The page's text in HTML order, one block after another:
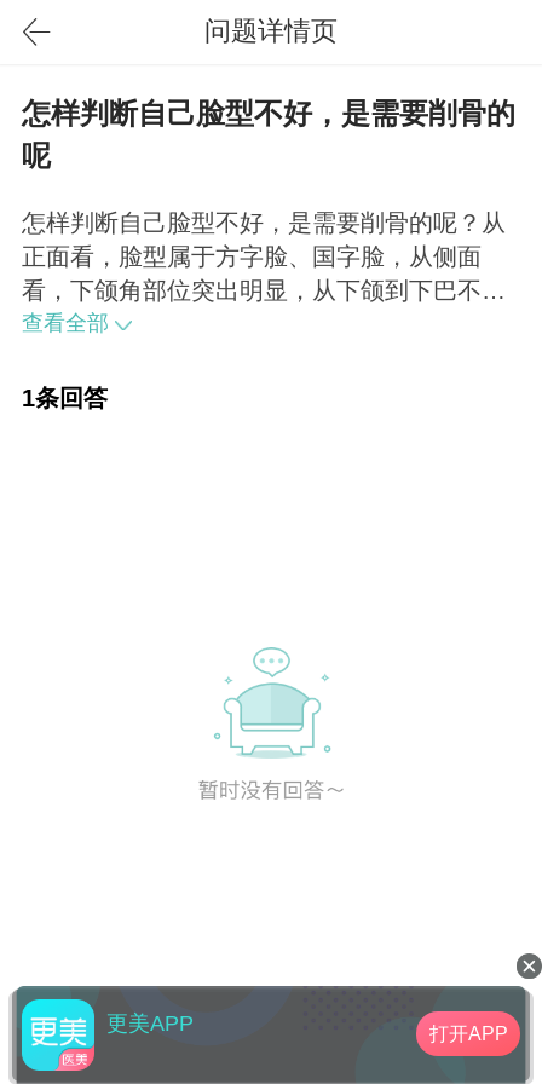
问题详情页
怎样判断自己脸型不好，是需要削骨的
呢
怎样判断自己脸型不好，是需要削骨的呢？从
正面看，脸型属于方字脸、国字脸，从侧面
看，下颌角部位突出明显，从下颌到下巴不是
平滑过渡，这时候如果有需要的话，就可以做
查看全部
1条回答
更美APP 打开APP